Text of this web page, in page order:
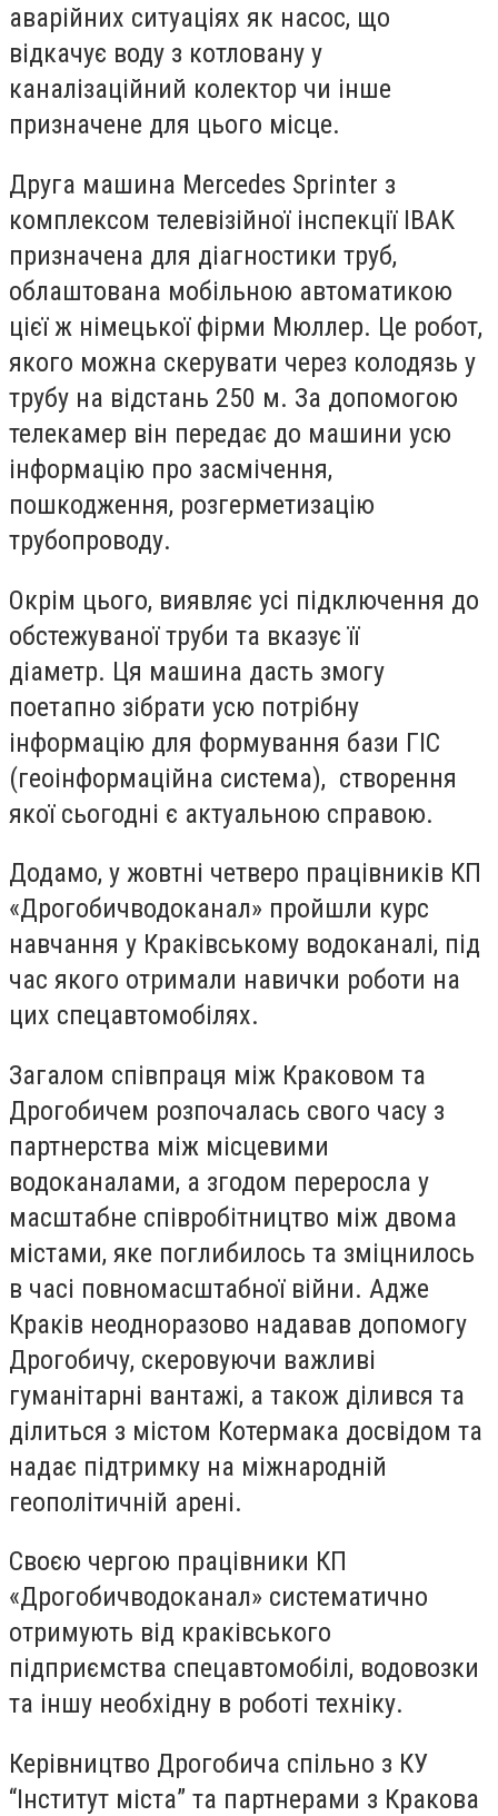
аварійних ситуаціях як насос, що
відкачує воду з котловану у
каналізаційний колектор чи інше
призначене для цього місце.
Друга машина Mercedes Sprinter з
комплексом телевізійної інспекції IBAK
призначена для діагностики труб,
облаштована мобільною автоматикою
цієї ж німецької фірми Мюллер. Це робот,
якого можна скерувати через колодязь у
трубу на відстань 250 м. За допомогою
телекамер він передає до машини усю
інформацію про засмічення,
пошкодження, розгерметизацію
трубопроводу.
Окрім цього, виявляє усі підключення до
обстежуваної труби та вказує її
діаметр. Ця машина дасть змогу
поетапно зібрати усю потрібну
інформацію для формування бази ГІС
(геоінформаційна система), створення
якої сьогодні є актуальною справою.
Додамо, у жовтні четверо працівників КП
«Дрогобичводоканал» пройшли курс
навчання у Краківському водоканалі, під
час якого отримали навички роботи на
цих спецавтомобілях.
Загалом співпраця між Краковом та
Дрогобичем розпочалась свого часу з
партнерства між місцевими
водоканалами, а згодом переросла у
масштабне співробітництво між двома
містами, яке поглибилось та зміцнилось
в часі повномасштабної війни. Адже
Краків неодноразово надавав допомогу
Дрогобичу, скеровуючи важливі
гуманітарні вантажі, а також ділився та
ділиться з містом Котермака досвідом та
надає підтримку на міжнародній
геополітичній арені.
Своєю чергою працівники КП
«Дрогобичводоканал» систематично
отримують від краківського
підприємства спецавтомобілі, водовозки
та іншу необхідну в роботі техніку.
Керівництво Дрогобича спільно з КУ
“Інститут міста” та партнерами з Кракова